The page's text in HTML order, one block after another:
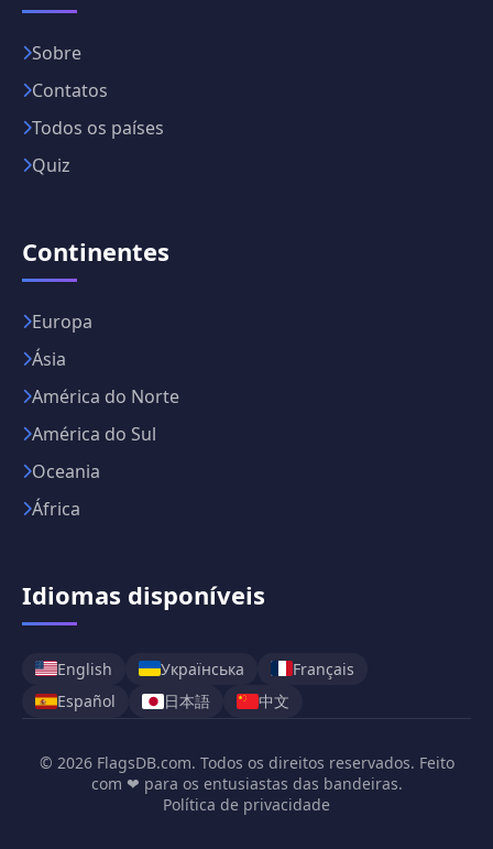
Sobre
Contatos
Todos os países
Quiz
Continentes
Europa
Ásia
América do Norte
América do Sul
Oceania
África
Idiomas disponíveis
English Українська
Français
Español
日本語 中文
© 2026 FlagsDB.com. Todos os direitos reservados. Feito
com ❤ para os entusiastas das bandeiras.
Política de privacidade